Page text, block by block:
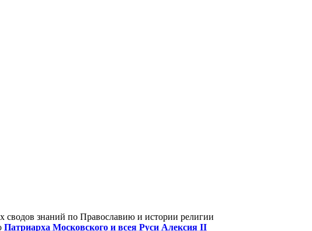
сводов знаний по Православию и истории религии
Патриарха Московского и всея Руси Алексия II